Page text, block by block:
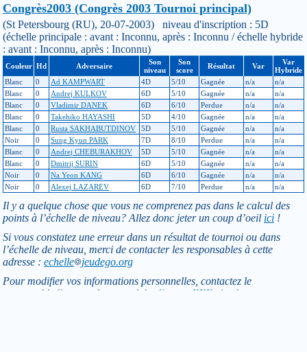
Congrès2003 (Congrès 2003 Tournoi principal)
(St Petersbourg (RU), 20-07-2003) niveau d'inscription : 5D
(échelle principale : avant : Inconnu, après : Inconnu / échelle hybride
: avant : Inconnu, après : Inconnu)
Couleur Hd Adversaire
Son
niveau
Son
score
Résultat Var
Var
Hybride
Blanc
0 Ad KAMPWART 4D 5/10 Gagnée n/a
n/a
Blanc
0 Andrej KULKOV 6D 5/10 Gagnée n/a
n/a
Blanc
0 Vladimir DANEK 6D 6/10 Perdue n/a
n/a
Blanc
0 Takehiko HAYASHI 5D 4/10 Gagnée n/a
n/a
Blanc
0 Rusta SAKHABUTDINOV 5D 5/10 Gagnée n/a
n/a
Noir
0 Sung Kyun PARK 7D 8/10 Perdue n/a
n/a
Blanc
0 Andrej CHEBURAKHOV 5D 5/10 Gagnée n/a
n/a
Blanc
0 Dmitrij SURIN 6D 5/10 Gagnée n/a
n/a
Noir
0 Na Yeon KANG 6D 6/10 Gagnée n/a
n/a
Noir
0 Alexej LAZAREV 6D 7/10 Perdue n/a n/a
Il y a quelque chose que vous ne comprenez pas dans le calcul des
points à l’échelle de niveau? Allez donc jeter un coup d’oeil ici !
Si vous constatez une erreur dans un résultat de tournoi ou dans
l’échelle de niveau, merci de contacter les responsables à cette
adresse : echelle
jeudego.org
Pour modifier vos informations personnelles, contactez le
responsable licences de votre club : licence-XXX
jeudego.org